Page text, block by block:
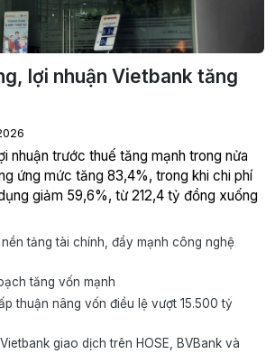
lợi nhuận Vietbank tăng
nhuận trước thuế tăng mạnh trong nửa
ứng mức tăng 83,4%, trong khi chi phí
giảm 59,6%, từ 212,4 tỷ đồng xuống
tảng tài chính, đẩy mạnh công nghệ
tăng vốn mạnh
thuận nâng vốn điều lệ vượt 15.500 tỷ
giao dịch trên HOSE, BVBank và